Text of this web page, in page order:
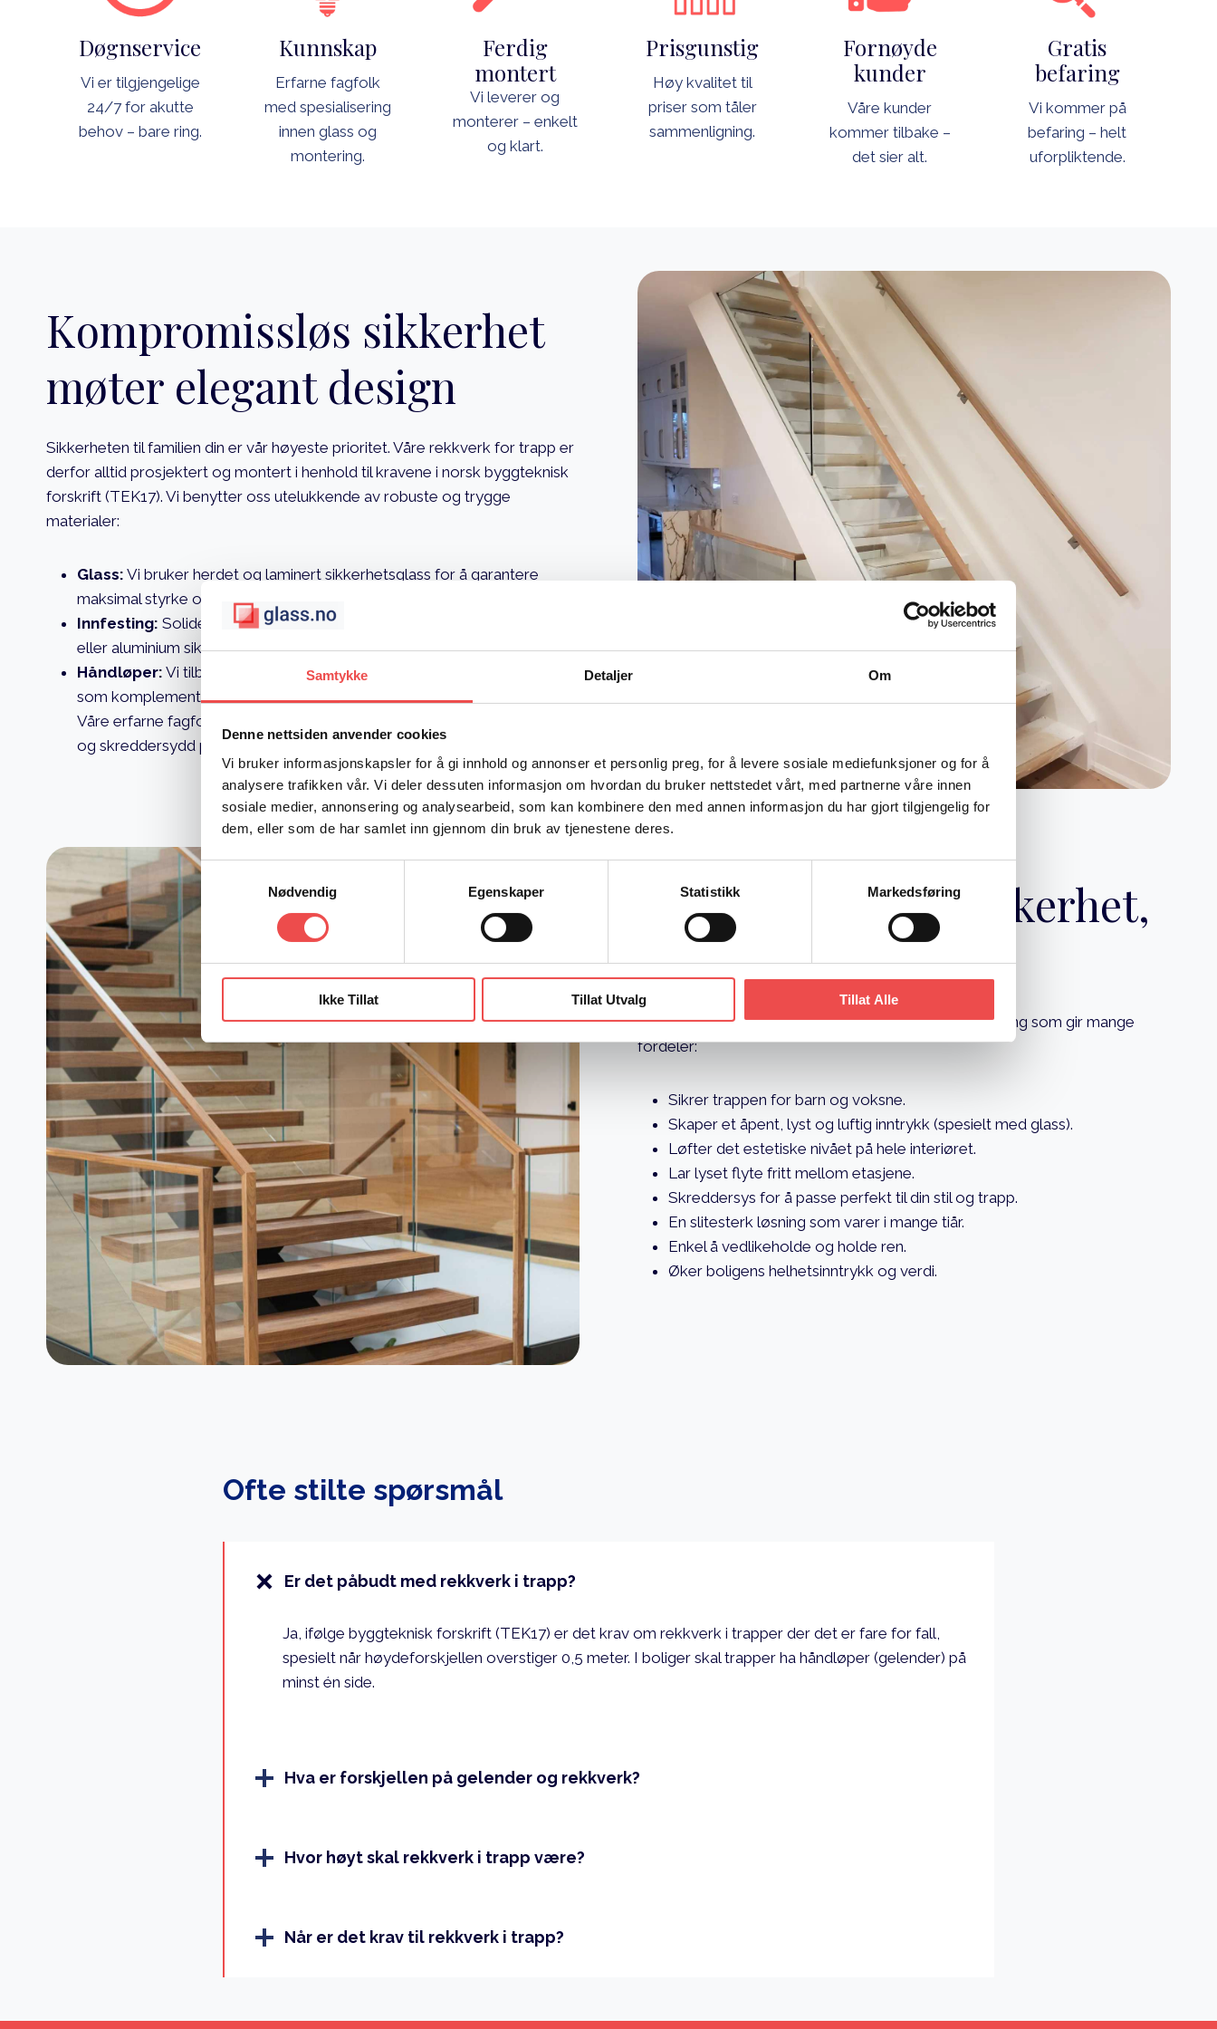
Samtykke Detaljer Om
Denne nettsiden anvender cookies
Vi bruker informasjonskapsler for å gi innhold og annonser et personlig preg, for å levere sosiale mediefunksjoner og for å
analysere trafikken vår. Vi deler dessuten informasjon om hvordan du bruker nettstedet vårt, med partnerne våre innen
sosiale medier, annonsering og analysearbeid, som kan kombinere den med annen informasjon du har gjort tilgjengelig for
dem, eller som de har samlet inn gjennom din bruk av tjenestene deres.
Samtykkevalg
Nødvendig
Egenskaper Statistikk Markedsføring
Ikke Tillat Tillat Utvalg Tillat Alle
Døgnservice
Vi er tilgjengelige
24/7 for akutte
behov – bare ring.
Kunnskap
Erfarne fagfolk
med spesialisering
innen glass og
montering.
Ferdig
montert
Vi leverer og
monterer – enkelt
og klart.
Prisgunstig
Høy kvalitet til
priser som tåler
sammenligning.
Fornøyde
kunder
Våre kunder
kommer tilbake –
det sier alt.
Gratis
befaring
Vi kommer på
befaring – helt
uforpliktende.
Kompromissløs sikkerhet
møter elegant design
Sikkerheten til familien din er vår høyeste prioritet. Våre rekkverk for trapp er
derfor alltid prosjektert og montert i henhold til kravene i norsk byggteknisk
forskrift (TEK17). Vi benytter oss utelukkende av robuste og trygge
materialer:
Glass: Vi bruker herdet og laminert sikkerhetsglass for å garantere
maksimal styrke og trygghet.
Innfesting: Solide stolper, festepunkter og profiler i materialer som stål
eller aluminium sikrer en stabil og varig konstruksjon.
Håndløper: Vi tilbyr elegante håndløpere i tre, stål eller andre materialer
som komplementerer designet og gir ekstra støtte.
Våre erfarne fagfolk tar nøyaktige mål av din trapp for å sikre en perfekt
og skreddersydd passform, uansett trappetype.
En investering i sikkerhet,
lys og verdi
Å installere et nytt rekkverk i trappen er en oppgradering som gir mange
fordeler:
Sikrer trappen for barn og voksne.
Skaper et åpent, lyst og luftig inntrykk (spesielt med glass).
Løfter det estetiske nivået på hele interiøret.
Lar lyset flyte fritt mellom etasjene.
Skreddersys for å passe perfekt til din stil og trapp.
En slitesterk løsning som varer i mange tiår.
Enkel å vedlikeholde og holde ren.
Øker boligens helhetsinntrykk og verdi.
Ofte stilte spørsmål
Er det påbudt med rekkverk i trapp?
Ja, ifølge byggteknisk forskrift (TEK17) er det krav om rekkverk i trapper der det er fare for fall,
spesielt når høydeforskjellen overstiger 0,5 meter. I boliger skal trapper ha håndløper (gelender) på
minst én side.
Hva er forskjellen på gelender og rekkverk?
Hvor høyt skal rekkverk i trapp være?
Når er det krav til rekkverk i trapp?